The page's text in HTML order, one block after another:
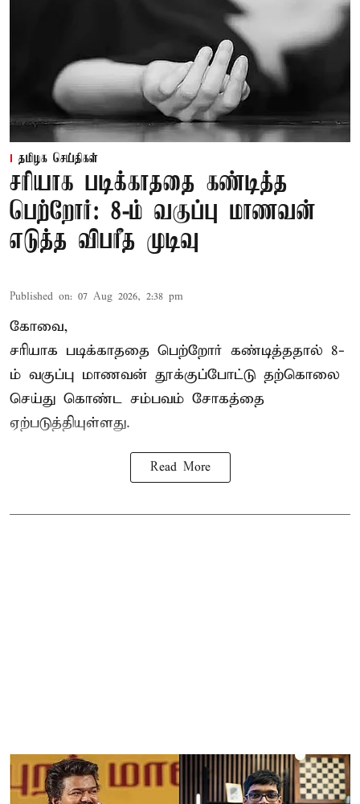
தமிழக செய்திகள்
சரியாக படிக்காததை கண்டித்த
பெற்றோர்: 8-ம் வகுப்பு மாணவன்
எடுத்த விபரீத முடிவு
Published on: 07 Aug 2026, 2:38 pm
கோவை,
சரியாக படிக்காததை பெற்றோர் கண்டித்ததால் 8-
ம் வகுப்பு மாணவன் தூக்குப்போட்டு தற்கொலை
செய்து கொண்ட சம்பவம் சோகத்தை
ஏற்படுத்தியுள்ளது.
Read More